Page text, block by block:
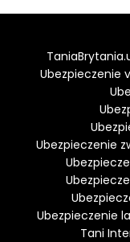
Ubezpieczenie
Ubezpieczenie
Ubezpieczenie
Tani